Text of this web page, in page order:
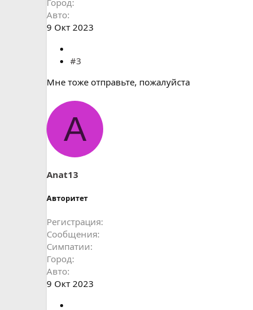
Авто
9 Окт 2023
#3
Мне тоже отправьте, пожалуйста
A
Anat13
Авторитет
Регистрация
Сообщения
Симпатии
Город
Авто
9 Окт 2023